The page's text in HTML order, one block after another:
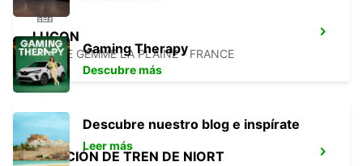
LUCON
SAINTE GEMME LA PLAINE - FRANCE
ESTACIÓN DE TREN DE NIORT
Gaming Therapy
Descubre más
Descubre nuestro blog e inspírate
Leer más